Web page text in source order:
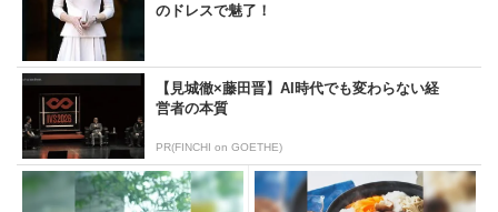
のドレスで魅了！
【見城徹×藤田晋】AI時代でも変わらない経
営者の本質
PR(FINCHI on GOETHE)